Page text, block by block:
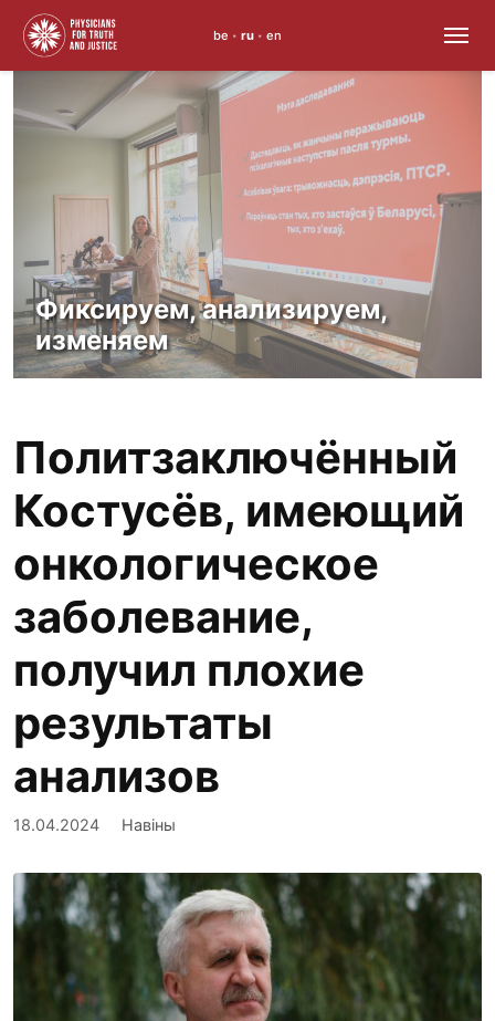
to
content
be • ru • en
Фиксируем, анализируем,
изменяем
Политзаключённый
Костусёв, имеющий
онкологическое
заболевание,
получил плохие
результаты
анализов
18.04.2024 Навіны